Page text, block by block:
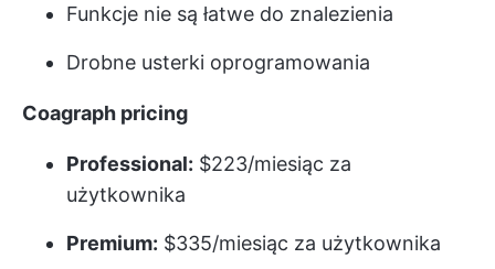
Funkcje nie są łatwe do znalezienia
Drobne usterki oprogramowania
Coagraph pricing
Professional: $223/miesiąc za
użytkownika
Premium: $335/miesiąc za użytkownika